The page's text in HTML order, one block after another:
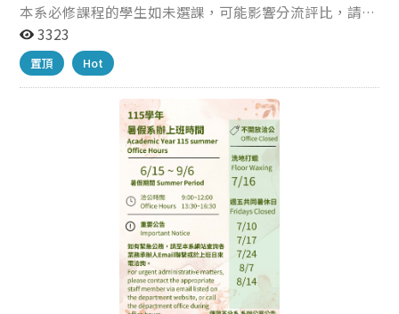
本系必修課程的學生如未選課，可能影響分流評比，請本
系生特別注意。 本系必修課程如下： 1.傳播概論，依課程
系統顯示教室上課 2.傳播與社會，依課程系統顯示教室上
課 3.傳播與當代思潮，傳院劇場上課 4.靜態影像設計
(114-2學期前)，依課程系統顯示教室上課 互動設計基礎
(115-1學期起)，依課程系統顯示教室上課 5.基礎影音製
作，傳院劇場上課 6.資料分析基礎與策略，傳院劇場上課
※互動設計基礎及基礎影音製作一年級上下學期都開課，
上學期灌檔互動設計基礎下學期則會灌檔基礎影音製作，
態影像設計」課程之同學，請於115-1學期起改修習「互
動設計基礎」課程做為替代。 ※除本系大一生灌檔必修課
外，重修、補修及雙主修、輔系生請於選課期間自行選
課。如需加簽請詳閱各必修課程之教學大綱。課程灌檔後
請勿任意換班，以免造成無法選上必修課影響分流結果及
3323
置頂 Hot